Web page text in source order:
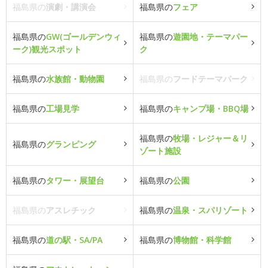
福島県の演劇・講演会 福島県のフェア
福島県のGW(ゴールデンウィ
ーク)観光スポット
福島県の遊園地・テーマパー
ク
福島県の水族館・動物園 福島県のフードテーマパーク
福島県の工場見学 福島県のキャンプ場・BBQ場
福島県のグランピング
福島県の牧場・レジャー＆リ
ゾート施設
福島県のタワー・展望台 福島県の公園
福島県のアスレチック 福島県の温泉・スパリゾート
福島県の道の駅・SA/PA 福島県の博物館・科学館